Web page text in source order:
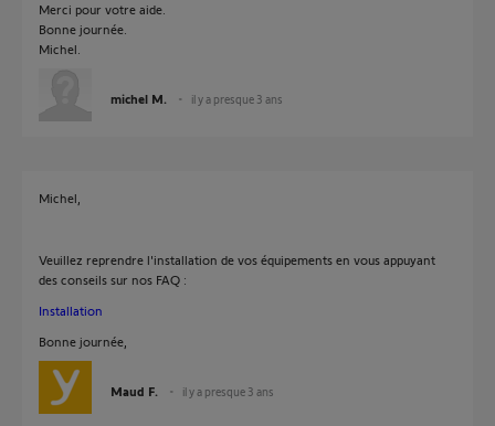
Merci pour votre aide.
Bonne journée.
Michel.
michel M. il y a presque 3 ans
Michel,
Veuillez reprendre l'installation de vos équipements en vous appuyant
des conseils sur nos FAQ :
Installation
Bonne journée,
Maud F. il y a presque 3 ans